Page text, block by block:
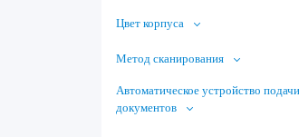
Цвет корпуса
Метод сканирования
Автоматическое устройство подачи
документов